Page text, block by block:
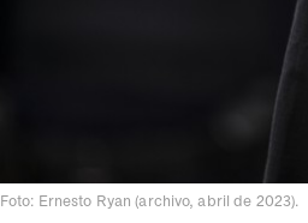
Foto: Ernesto Ryan (archivo, abril de 2023).